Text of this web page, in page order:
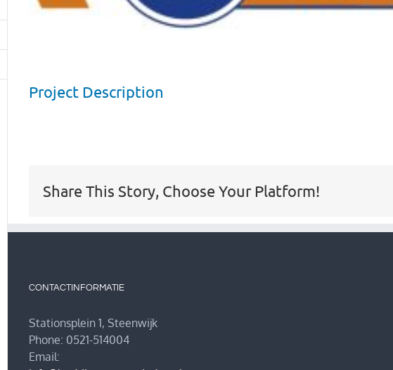
Project Description
Share This Story, Choose Your Platform!
CONTACTINFORMATIE
Stationsplein 1, Steenwijk
Phone: 0521-514004
Email: